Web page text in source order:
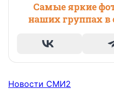
Самые яркие
наших группах в
Новости СМИ2